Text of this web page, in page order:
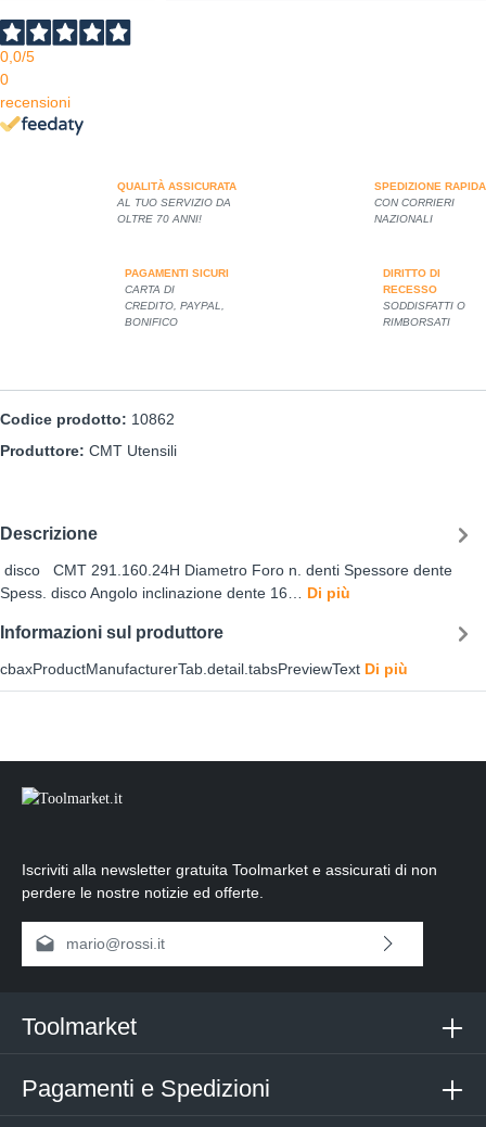
0,0/5
0
recensioni
QUALITÀ ASSICURATA
AL TUO SERVIZIO DA
OLTRE 70 ANNI!
SPEDIZIONE RAPIDA
CON CORRIERI
NAZIONALI
PAGAMENTI SICURI
CARTA DI
CREDITO, PAYPAL,
BONIFICO
DIRITTO DI
RECESSO
SODDISFATTI O
RIMBORSATI
Codice prodotto: 10862
Produttore: CMT Utensili
Descrizione
disco CMT 291.160.24H Diametro Foro n. denti Spessore dente
Spess. disco Angolo inclinazione dente 16… Di più
Informazioni sul produttore
cbaxProductManufacturerTab.detail.tabsPreviewText Di più
Iscriviti alla newsletter gratuita Toolmarket e assicurati di non
perdere le nostre notizie ed offerte.
Indirizzo e-mail*
termini e condizioni generali
Inserisci i caratteri sopra*
Toolmarket
Pagamenti e Spedizioni